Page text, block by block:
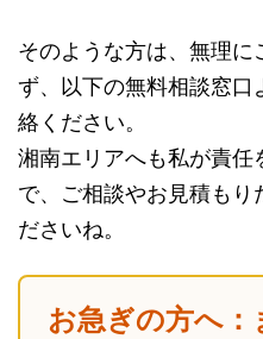
そのような方は、無理
ず、以下の無料相談窓口
絡ください。
湘南エリアへも私が責任
で、ご相談やお見積もり
ださいね。
お急ぎの方へ：